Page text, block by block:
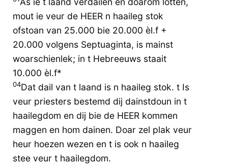
mout ie veur de HEER n haaileg stok
ofstoan van 25.000 bie 20.000 èl.f +
20.000 volgens Septuaginta, is mainst
woarschienlek; in t Hebreeuws staait
10.000 èl.f*
04Dat dail van t laand is n haaileg stok. t Is
veur priesters bestemd dij dainstdoun in t
haailegdom en dij bie de HEER kommen
maggen en hom dainen. Doar zel plak veur
heur hoezen wezen en t is ook n haaileg
stee veur t haailegdom.